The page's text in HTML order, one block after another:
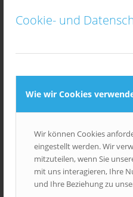
Cookie- und
Wie wir Cookies
Wir können Cookies
eingestellt werden. Wir
mitzuteilen, wenn Sie
mit uns interagieren, Ihre
und Ihre Beziehung zu
SCHÖNE
FRONTPAGE ARTICLE,IMAGES, NEWS,
Wir wünschen allen Partnern,
friedliche und erholsame
neue Jahr 2026.
15. DEZEMBER 2025